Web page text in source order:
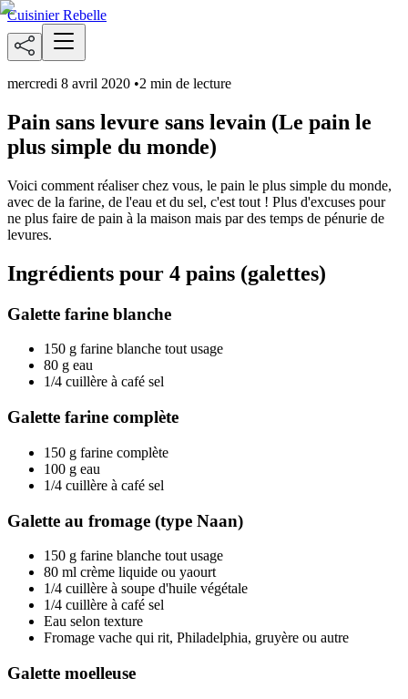
Cuisinier Rebelle
mercredi 8 avril 2020 •2 min de lecture
Pain sans levure sans levain (Le pain le
plus simple du monde)
Voici comment réaliser chez vous, le pain le plus simple du monde,
avec de la farine, de l'eau et du sel, c'est tout ! Plus d'excuses pour
ne plus faire de pain à la maison mais par des temps de pénurie de
levures.
Ingrédients pour 4 pains (galettes)
Galette farine blanche
150 g farine blanche tout usage
80 g eau
1/4 cuillère à café sel
Galette farine complète
150 g farine complète
100 g eau
1/4 cuillère à café sel
Galette au fromage (type Naan)
150 g farine blanche tout usage
80 ml crème liquide ou yaourt
1/4 cuillère à soupe d'huile végétale
1/4 cuillère à café sel
Eau selon texture
Fromage vache qui rit, Philadelphia, gruyère ou autre
Galette moelleuse